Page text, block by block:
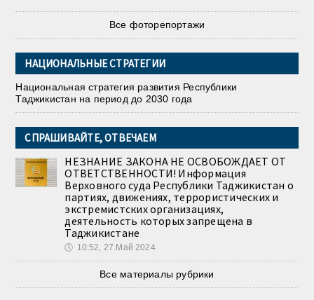
Все фоторепортажи
НАЦИОНАЛЬНЫЕ СТРАТЕГИИ
Национальная стратегия развития Республики
Таджикистан на период до 2030 года
СПРАШИВАЙТЕ, ОТВЕЧАЕМ
НЕЗНАНИЕ ЗАКОНА НЕ ОСВОБОЖДАЕТ ОТ
ОТВЕТСТВЕННОСТИ! Информация
Верховного суда Республики Таджикистан о
партиях, движениях, террористических и
экстремистских организациях,
деятельность которых запрещена в
Таджикистане
🕔 10:52, 27.Май 2024
Все материалы рубрики